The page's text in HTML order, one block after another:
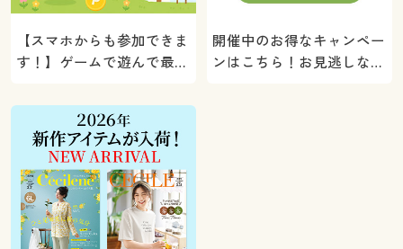
【スマホからも参加できま
す！】ゲームで遊んで最大
ト！
開催中のお得なキャンペー
ンはこちら！お見逃しな